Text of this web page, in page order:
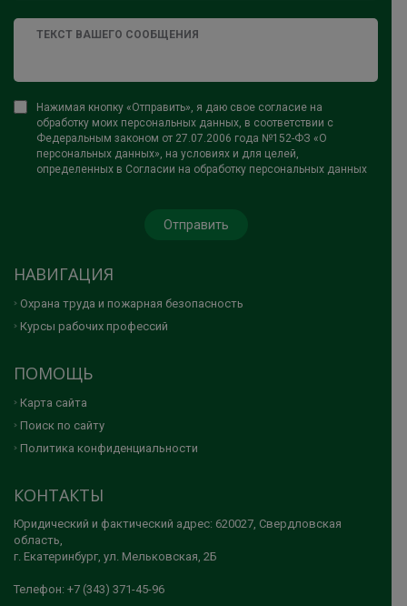
Нажимая кнопку «Отправить», я даю свое согласие на
обработку моих персональных данных, в соответствии с
Федеральным законом от 27.07.2006 года №152-ФЗ «О
персональных данных», на условиях и для целей,
определенных в Согласии на обработку персональных данных
НАВИГАЦИЯ
Охрана труда и пожарная безопасность
Курсы рабочих профессий
ПОМОЩЬ
Карта сайта
Поиск по сайту
Политика конфиденциальности
КОНТАКТЫ
Юридический и фактический адрес: 620027, Свердловская
область,
г. Екатеринбург, ул. Мельковская, 2Б
Телефон: +7 (343) 371-45-96